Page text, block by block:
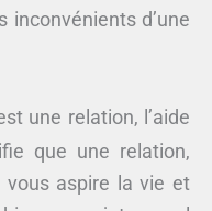
inconvénients d’une
une relation, l’aide
que une relation,
aspire la vie et